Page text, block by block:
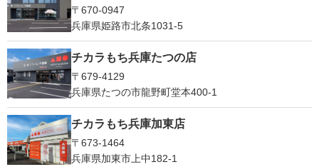
〒670-0947
兵庫県姫路市北条1031-5
チカラもち兵庫たつの店
〒679-4129
兵庫県たつの市龍野町堂本400-1
チカラもち兵庫加東店
〒673-1464
兵庫県加東市上中182-1